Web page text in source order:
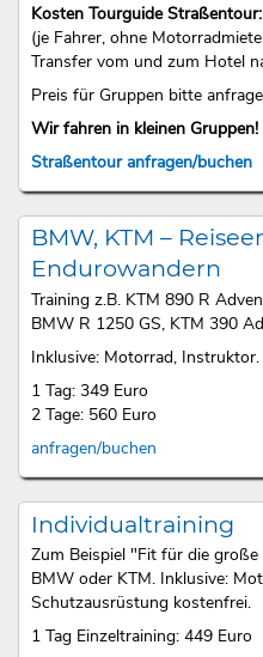
Kosten Tourguide
(je Fahrer, ohne
Transfer vom und zum Hotel
Preis für Gruppen bitte
Wir fahren in kleinen Gruppen!
Straßentour anfragen/buchen
BMW, KTM –
Endurowandern
Training z.B. KTM 890 R
BMW R 1250 GS, KTM 390
Inklusive: Motorrad,
1 Tag: 349 Euro
2 Tage: 560 Euro
anfragen/buchen
Individualtraining
Zum Beispiel "Fit für die
BMW oder KTM. Inklusive:
Schutzausrüstung kostenfrei.
1 Tag Einzeltraining: 449 Euro